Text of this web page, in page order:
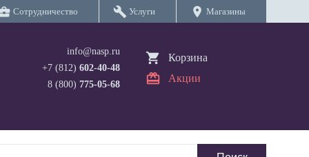
Сотрудничество build Услуги location_on Магазины
info@nasp.ru
+7 (812) 602-40-48
8 (800) 775-05-68
Корзина
Акции